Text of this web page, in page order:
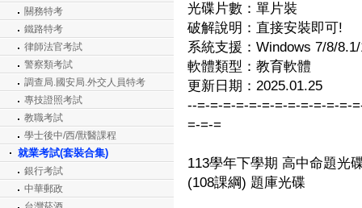
關務特考
鐵路特考
律師法官考試
警察類考試
調查局.國安局.外交人員特考
專技證照考試
教職考試
學士後中/西/獸醫課程
就業考試(套裝合集)
銀行考試
中華郵政
光碟片數：單片裝
破解說明：直接安裝即可!
系統支援：Windows 7/8/
軟體類型：教育軟體
更新日期：2025.01.25
--=-=-=-=-=-=-=-=-=-=-=-=-
=-=-=
113學年下學期 高中命題光
(108課綱) 題庫光碟